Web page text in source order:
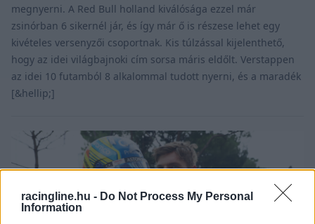
racingline.hu - Do Not Process My Personal
Information
megnyerni. A Red Bull holland kiválósága ezzel már
zsinórban 6 sikernél jár, és így már ő is részese lehet egy
kivételes versenyzői csoportnak. Kis túlzással kijelenthető,
hogy az idei világbajnoki cím sorsa máris eldőlt. Verstappen
az idei 10 futamból 8 alkalommal tudott nyerni, és a maradék
[&hellip;]